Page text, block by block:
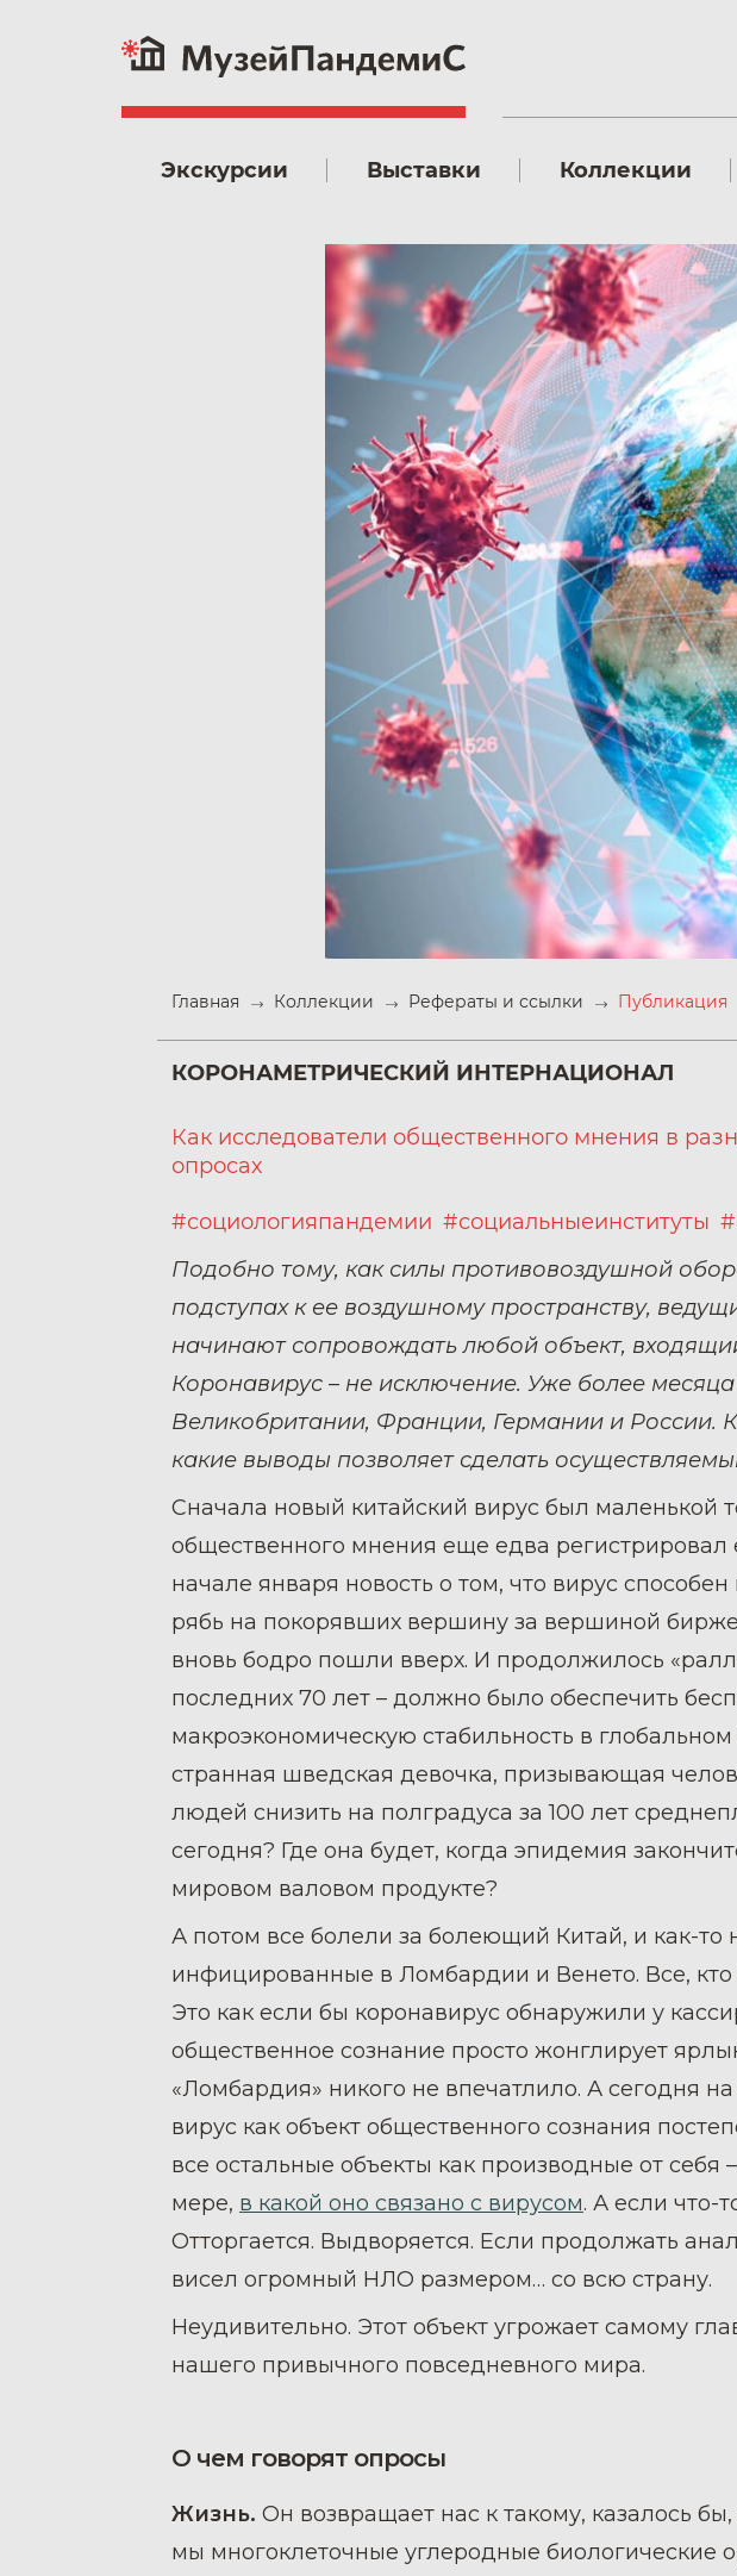
Экскурсии Выставки Коллекции
Главная Коллекции Рефераты и ссылки Публикация
КОРОНАМЕТРИЧЕСКИЙ ИНТЕРНАЦИОНАЛ
Как исследователи общественного мнения в
опросах
#социологияпандемии #социальныеинституты
Подобно тому, как силы противовоздушной
подступах к ее воздушному пространству,
начинают сопровождать любой объект,
Коронавирус – не исключение. Уже более
Великобритании, Франции, Германии и России.
какие выводы позволяет сделать
Сначала новый китайский вирус был маленькой
общественного мнения еще едва
начале января новость о том, что вирус
рябь на покорявших вершину за вершиной
вновь бодро пошли вверх. И продолжилось
последних 70 лет – должно было обеспечить
макроэкономическую стабильность в
странная шведская девочка, призывающая
людей снизить на полградуса за 100 лет
сегодня? Где она будет, когда эпидемия
мировом валовом продукте?
А потом все болели за болеющий Китай, и как-
инфицированные в Ломбардии и Венето. Все,
Это как если бы коронавирус обнаружили у
общественное сознание просто жонглирует
«Ломбардия» никого не впечатлило. А сегодня
вирус как объект общественного сознания
все остальные объекты как производные от
мере, в какой оно связано с вирусом. А если что-
Отторгается. Выдворяется. Если продолжать
висел огромный НЛО размером… со всю страну.
Неудивительно. Этот объект угрожает самому
нашего привычного повседневного мира.
О чем говорят опросы
Жизнь. Он возвращает нас к такому, казалось
мы многоклеточные углеродные биологические